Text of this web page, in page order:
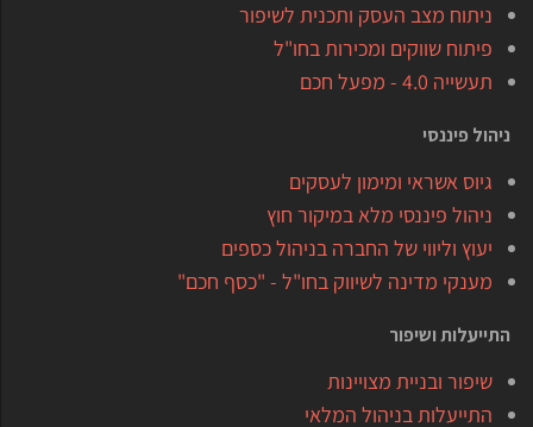
ניתוח מצב העסק ותכנית לשיפור
פיתוח שווקים ומכירות בחו"ל
תעשייה 4.0 - מפעל חכם
ניהול פיננסי
גיוס אשראי ומימון לעסקים
ניהול פיננסי מלא במיקור חוץ
יעוץ וליווי של החברה בניהול כספים
מענקי מדינה לשיווק בחו"ל - "כסף חכם"
התייעלות ושיפור
שיפור ובניית מצויינות
התייעלות בניהול המלאי